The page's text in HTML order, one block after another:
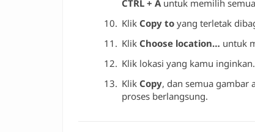
CTRL + Auntuk memilih
Klik Copy to yang terletak
Klik Choose location… untuk
Klik lokasi yang kamu inginkan.
Klik Copy, dan semua gambar
proses berlangsung.